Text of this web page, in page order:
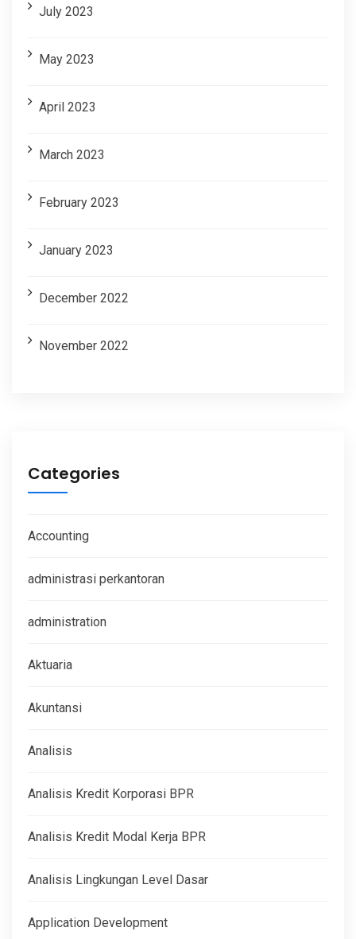
July 2023
May 2023
April 2023
March 2023
February 2023
January 2023
December 2022
November 2022
Categories
Accounting
administrasi perkantoran
administration
Aktuaria
Akuntansi
Analisis
Analisis Kredit Korporasi BPR
Analisis Kredit Modal Kerja BPR
Analisis Lingkungan Level Dasar
Application Development